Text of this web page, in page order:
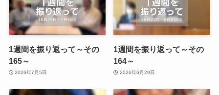
1週間を振り返って～その
165～
2026年7月5日
1週間を振り返って～その
164～
2026年6月29日